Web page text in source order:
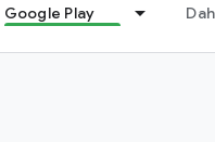
Google Play